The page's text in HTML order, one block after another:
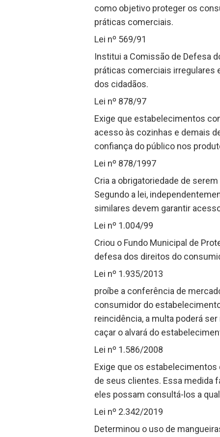
como objetivo proteger os
práticas comerciais.
Lei nº 569/91
Institui a Comissão de Defesa
práticas comerciais irregulares
dos cidadãos.
Lei nº 878/97
Exige que estabelecimentos
acesso às cozinhas e demais
confiança do público nos
Lei nº 878/1997
Cria a obrigatoriedade de
Segundo a lei,
similares devem garantir
Lei nº 1.004/99
Criou o Fundo Municipal de
defesa dos direitos do
Lei nº 1.935/2013
proíbe a conferência de
consumidor do
reincidência, a multa poderá
caçar o alvará do
Lei nº 1.586/2008
Exige que os
de seus clientes. Essa medida
eles possam consultá-los a
Lei nº 2.342/2019
Determinou o uso de